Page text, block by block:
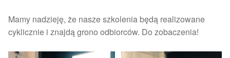
Mamy nadzieję, że nasze szkolenia będą realizowane
cyklicznie i znajdą grono odbiorców. Do zobaczenia!